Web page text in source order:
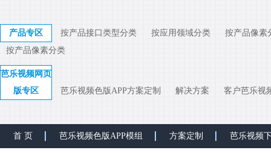
产品专区 按产品接口类型分类 按应用领域分类
按产品像素
按产品像素分类
芭乐视频网页
版专区
芭乐视频色版APP方案定制 解决方案 客户芭乐视
首 页 芭乐视频色版APP模组 方案定制 芭乐视频